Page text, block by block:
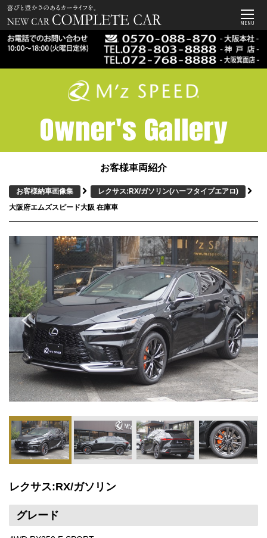
MENU
Owner's Gallery
お客様車両紹介
お客様納車画像集 レクサス:RX/ガソリン(ハーフタイプエアロ)
大阪府エムズスピード大阪 在庫車
レクサス:RX/ガソリン
グレード